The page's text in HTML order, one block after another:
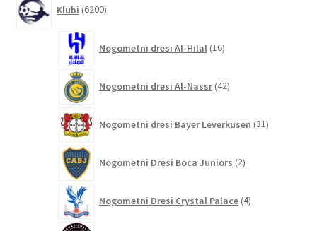
Klubi 6200izdelkov
Nogometni dresi Al-Hilal 16izdelkov
Nogometni dresi Al-Nassr 42izdelkov
Nogometni dresi Bayer Leverkusen 31izdelkov
Nogometni Dresi Boca Juniors 2izdelka
Nogometni Dresi Crystal Palace 4izdelki